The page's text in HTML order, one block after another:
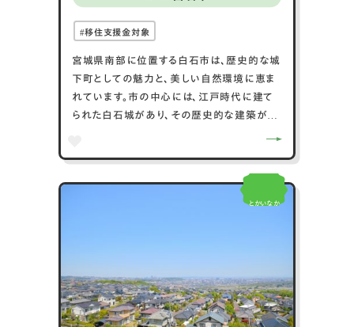
移住支援金対象
宮城県南部に位置する白石市は、歴史的な城
下町としての魅力と、美しい自然環境に恵ま
れています。市の中心には、江戸時代に建て
られた白石城があり、その歴史的な建築が市
キングや温泉、美しい紅葉といった四季折々
の楽しみを提供しています。さらに、地元産の
とかいなか